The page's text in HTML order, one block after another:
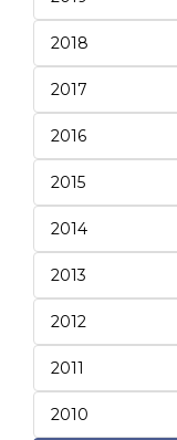
2018
2017
2016
2015
2014
2013
2012
2011
2010